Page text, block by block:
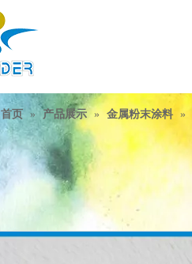
首页 » 产品展示 » 金属粉末涂料 »